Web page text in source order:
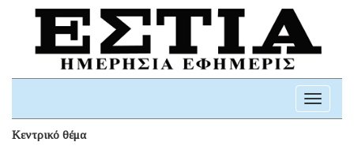
Toggle
Κεντρικό θέμα